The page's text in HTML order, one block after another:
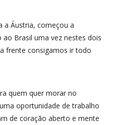
a Áustria, começou a
Brasil uma vez nestes dois
frente consigamos ir todo
quem quer morar no
oportunidade de trabalho
de coração aberto e mente